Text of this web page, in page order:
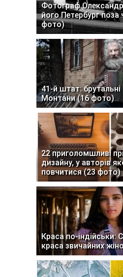
Фотограф
його Петербург
фото)
41-й штат:
Монтани (16 фото)
22 приголомшливі
дизайну, у авторів
повчитися (23 фото)
Краса по-індійськи:
краса звичайних